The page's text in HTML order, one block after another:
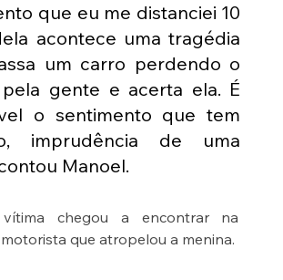
que eu me distanciei 10
acontece uma tragédia
um carro perdendo o
gente e acerta ela. É
o sentimento que tem
imprudência de uma
Manoel.
chegou a encontrar na
que atropelou a menina.